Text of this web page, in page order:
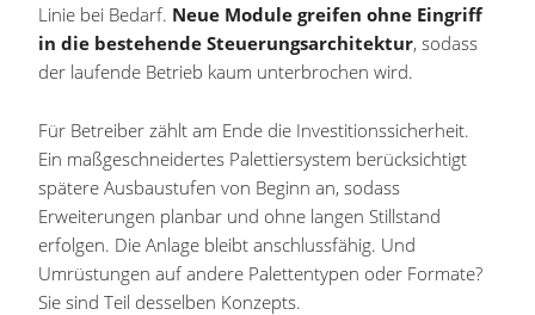
Linie bei Bedarf. Neue Module greifen ohne Eingriff
in die bestehende Steuerungsarchitektur, sodass
der laufende Betrieb kaum unterbrochen wird.
Für Betreiber zählt am Ende die Investitionssicherheit.
Ein maßgeschneidertes Palettiersystem berücksichtigt
spätere Ausbaustufen von Beginn an, sodass
Erweiterungen planbar und ohne langen Stillstand
erfolgen. Die Anlage bleibt anschlussfähig. Und
Umrüstungen auf andere Palettentypen oder Formate?
Sie sind Teil desselben Konzepts.